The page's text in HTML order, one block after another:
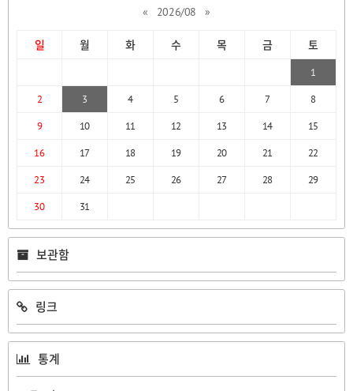
« 2026/08 »
일 월 화 수 목 금 토
1
2
3 4 5 6 7
8
9
10 11 12 13 14
15
16
17 18 19 20 21
22
23
24 25 26 27 28
29
30
31
보관함
링크
통계